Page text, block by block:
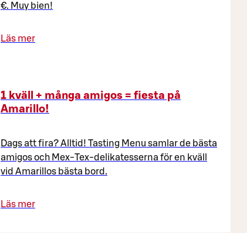
€. Muy bien!
Läs mer
1 kväll + många amigos = fiesta på
Amarillo!
Dags att fira? Alltid! Tasting Menu samlar de bästa
amigos och Mex-Tex-delikatesserna för en kväll
vid Amarillos bästa bord.
Läs mer